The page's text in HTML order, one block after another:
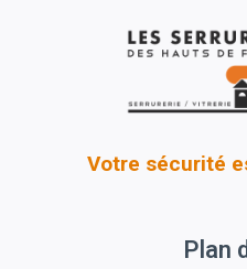
Votre sécurité
Plan